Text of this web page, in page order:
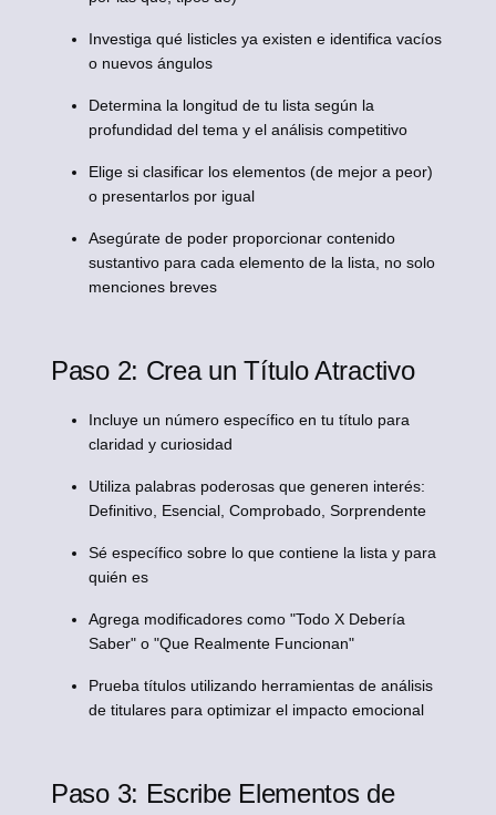
Investiga qué listicles ya existen e identifica vacíos
o nuevos ángulos
Determina la longitud de tu lista según la
profundidad del tema y el análisis competitivo
Elige si clasificar los elementos (de mejor a peor)
o presentarlos por igual
Asegúrate de poder proporcionar contenido
sustantivo para cada elemento de la lista, no solo
menciones breves
Paso 2: Crea un Título Atractivo
Incluye un número específico en tu título para
claridad y curiosidad
Utiliza palabras poderosas que generen interés:
Definitivo, Esencial, Comprobado, Sorprendente
Sé específico sobre lo que contiene la lista y para
quién es
Agrega modificadores como "Todo X Debería
Saber" o "Que Realmente Funcionan"
Prueba títulos utilizando herramientas de análisis
de titulares para optimizar el impacto emocional
Paso 3: Escribe Elementos de